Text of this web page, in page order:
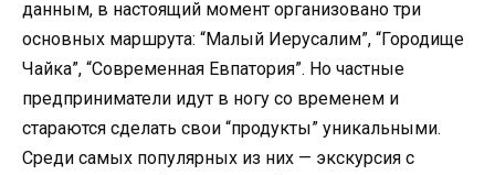
данным, в настоящий момент организовано три
основных маршрута: “Малый Иерусалим”, “Городище
Чайка”, “Современная Евпатория”. Но частные
предприниматели идут в ногу со временем и
стараются сделать свои “продукты” уникальными.
Среди самых популярных из них — экскурсия с